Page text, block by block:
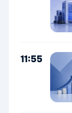
11:55